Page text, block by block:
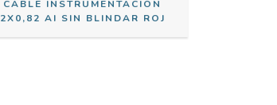
CABLE INSTRUMENTACIÓN
2X0,82 AI SIN BLINDAR ROJ